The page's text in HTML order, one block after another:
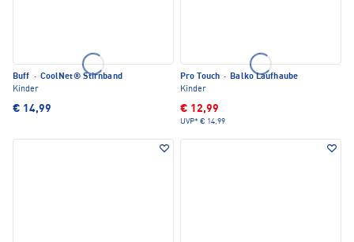
Buff · CoolNet® Stirnband
Kinder
€ 14,99
Pro Touch · Balko Laufhaube
Kinder
€ 12,99
UVP* € 14,99